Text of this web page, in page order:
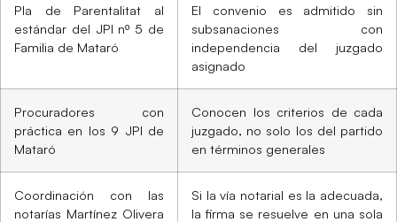
Pla de Parentalitat al
estándar del JPI nº 5 de
Familia de Mataró
El convenio es admitido sin
subsanaciones con
independencia del juzgado
asignado
Procuradores con
práctica en los 9 JPI de
Mataró
Conocen los criterios de cada
juzgado, no solo los del partido
en términos generales
Coordinación con las
notarías Martínez Olivera
Si la vía notarial es la adecuada,
la firma se resuelve en una sola